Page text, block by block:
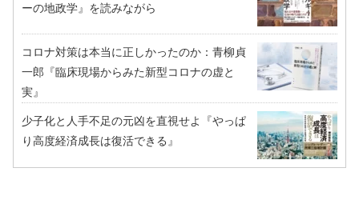
ーの地政学』を読みながら
コロナ対策は本当に正しかったのか：青柳貞
一郎『臨床現場からみた新型コロナの虚と
実』
少子化と人手不足の元凶を直視せよ『やっぱ
り高度経済成長は復活できる』